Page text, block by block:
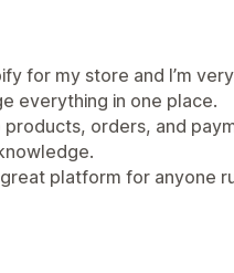
for my store and I’m
everything in one place.
products, orders, and
platform for anyone